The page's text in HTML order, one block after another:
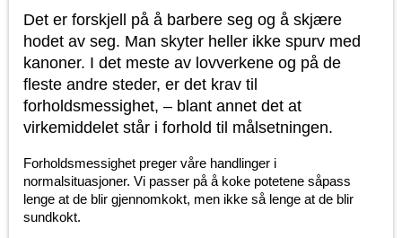
Det er forskjell på å barbere seg og å skjære
hodet av seg. Man skyter heller ikke spurv med
kanoner. I det meste av lovverkene og på de
fleste andre steder, er det krav til
forholdsmessighet, – blant annet det at
virkemiddelet står i forhold til målsetningen.
Forholdsmessighet preger våre handlinger i
normalsituasjoner. Vi passer på å koke potetene såpass
lenge at de blir gjennomkokt, men ikke så lenge at de blir
sundkokt.